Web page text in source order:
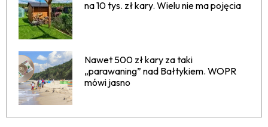
na 10 tys. zł kary. Wielu nie ma pojęcia
Nawet 500 zł kary za taki
„parawaning” nad Bałtykiem. WOPR
mówi jasno